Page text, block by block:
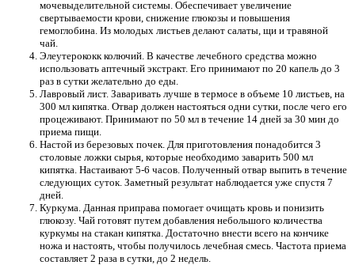
мочевыделительной системы. Обеспечивает увеличение
свертываемости крови, снижение глюкозы и повышения
гемоглобина. Из молодых листьев делают салаты, щи и травяной
чай.
Элеутерококк колючий. В качестве лечебного средства можно
использовать аптечный экстракт. Его принимают по 20 капель до 3
раз в сутки желательно до еды.
Лавровый лист. Заваривать лучше в термосе в объеме 10 листьев, на
300 мл кипятка. Отвар должен настояться одни сутки, после чего его
процеживают. Принимают по 50 мл в течение 14 дней за 30 мин до
приема пищи.
Настой из березовых почек. Для приготовления понадобится 3
столовые ложки сырья, которые необходимо заварить 500 мл
кипятка. Настаивают 5-6 часов. Полученный отвар выпить в течение
следующих суток. Заметный результат наблюдается уже спустя 7
дней.
Куркума. Данная приправа помогает очищать кровь и понизить
глюкозу. Чай готовят путем добавления небольшого количества
куркумы на стакан кипятка. Достаточно внести всего на кончике
ножа и настоять, чтобы получилось лечебная смесь. Частота приема
составляет 2 раза в сутки, до 2 недель.